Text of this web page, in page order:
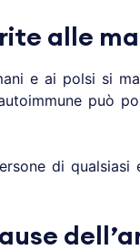
alle
e ai polsi si
può
di